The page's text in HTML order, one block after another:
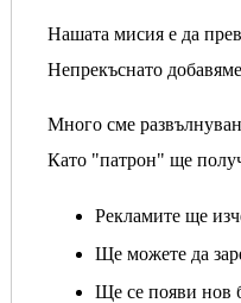
Нашата мисия е да
Непрекъснато
Много сме
Като "патрон" ще
Рекламите ще
Ще можете да
Ще се появи нов